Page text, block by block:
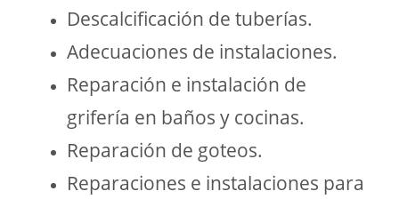
Descalcificación de tuberías.
Adecuaciones de instalaciones.
Reparación e instalación de
grifería en baños y cocinas.
Reparación de goteos.
Reparaciones e instalaciones para